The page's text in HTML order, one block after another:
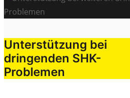
Unterstützung bei
dringenden SHK-
Problemen